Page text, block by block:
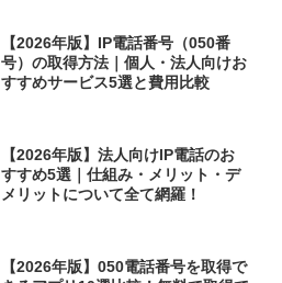
【2026年版】IP電話番号（050番
号）の取得方法｜個人・法人向けお
すすめサービス5選と費用比較
【2026年版】法人向けIP電話のお
すすめ5選｜仕組み・メリット・デ
メリットについて全て網羅！
【2026年版】050電話番号を取得で